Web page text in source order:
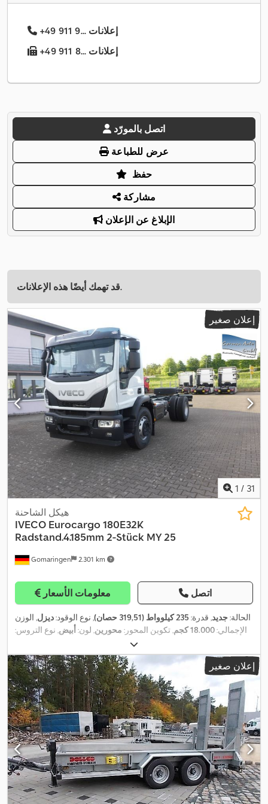
+49 911 9... إعلانات
+49 911 8... إعلانات
اتصل بالمورّد
عرض للطباعة
حفظ
مشاركة
الإبلاغ عن الإعلان
قد تهمك أيضًا هذه الإعلانات.
إعلان صغير
1 / 31
Gomaringen 2.301 km
هيكل الشاحنة
IVECO Eurocargo 180E32K
Radstand.4.185mm 2-Stück MY 25
معلومات الأسعار اتصل
الحالة:جديد, قدرة: 235 كيلوواط (319,51 حصان) , نوع الوقود:ديزل, الوزن
الإجمالي:18.000 كجم , تكوين المحور: محورين, لون: أبيض, نوع التروس:
2026
تكييف الهواء, نظام الفرامل المانعة للانغلاق (ABS),
إعلان صغير